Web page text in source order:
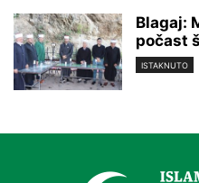
Blagaj:
počast
ISTAKNUTO